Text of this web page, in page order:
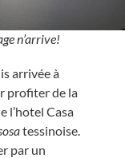
n’arrive!
arrivée à
profiter de la
l’hotel Casa
tessinoise.
par un